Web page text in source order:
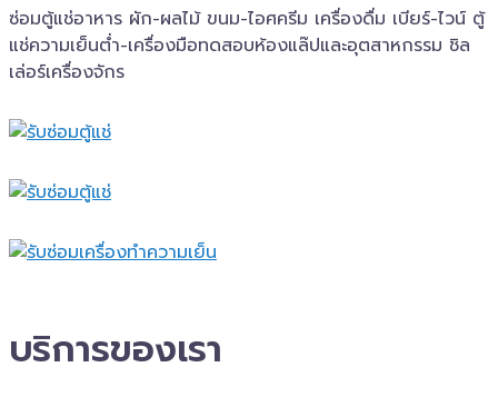
ซ่อมตู้แช่อาหาร ผัก-ผลไม้ ขนม-ไอศครีม เครื่องดื่ม เบียร์-ไวน์ ตู้
แช่ความเย็นต่ำ-เครื่องมือทดสอบห้องแล๊ปและอุตสาหกรรม ชิล
เล่อร์เครื่อง​จักร
บริการของเรา